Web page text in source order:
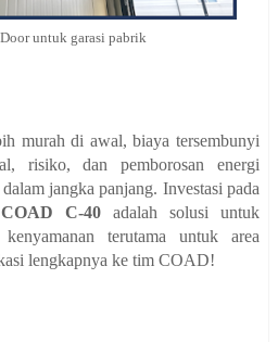
untuk garasi pabrik
murah di awal, biaya tersembunyi
risiko, dan pemborosan energi
jangka panjang. Investasi pada
C-40 adalah solusi untuk
terutama untuk area
lengkapnya ke tim COAD!